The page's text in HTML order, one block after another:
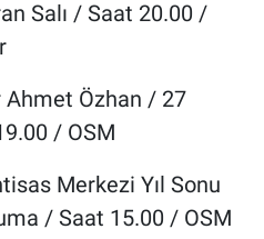
Salı / Saat 20.00 /
Ahmet Özhan / 27
/ OSM
Merkezi Yıl Sonu
/ Saat 15.00 / OSM